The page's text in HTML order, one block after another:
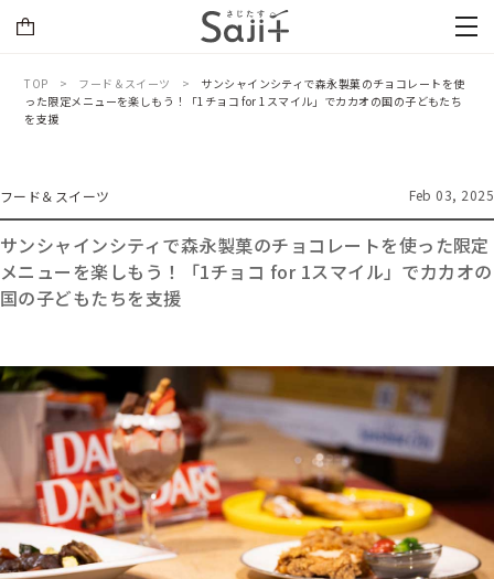
TOP フード＆スイーツ
サンシャインシティで森永製菓のチョコレートを使
った限定メニューを楽しもう！「1チョコ for 1スマイル」でカカオの国の子どもたち
を支援
フード＆スイーツ Feb 03, 2025
サンシャインシティで森永製菓のチョコレートを使った限定
メニューを楽しもう！「1チョコ for 1スマイル」でカカオの
国の子どもたちを支援